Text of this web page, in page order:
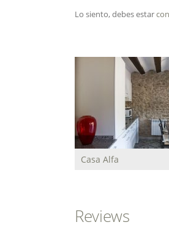
Lo siento, debes estar
Casa Alfa
la estancia.
Reviews